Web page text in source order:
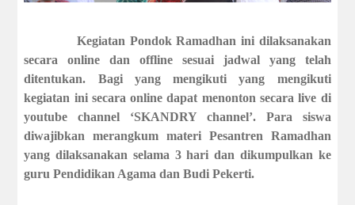
Kegiatan Pondok Ramadhan ini dilaksanakan
secara online dan offline sesuai jadwal yang telah
ditentukan. Bagi yang mengikuti yang mengikuti
kegiatan ini secara online dapat menonton secara live di
youtube channel ‘SKANDRY channel’. Para siswa
diwajibkan merangkum materi Pesantren Ramadhan
yang dilaksanakan selama 3 hari dan dikumpulkan ke
guru Pendidikan Agama dan Budi Pekerti.